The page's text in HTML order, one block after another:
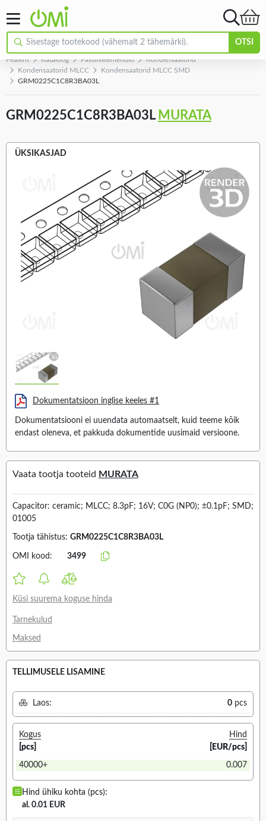
OTSI
Pealeht Kataloog Passiivelemendid
Kondensaatorid
Kondensaatorid MLCC
Kondensaatorid MLCC SMD
GRM0225C1C8R3BA03L
GRM0225C1C8R3BA03L MURATA
ÜKSIKASJAD
Dokumentatsioon inglise keeles #1
Dokumentatsiooni ei uuendata automaatselt, kuid teeme kõik
endast oleneva, et pakkuda dokumentide uusimaid versioone.
Vaata tootja tooteid MURATA
Capacitor: ceramic; MLCC; 8.3pF; 16V; C0G (NP0); ±0.1pF; SMD;
01005
Tootja tähistus: GRM0225C1C8R3BA03L
OMI kood: 3499
Küsi suurema koguse hinda
Tarnekulud
Maksed
TELLIMUSELE LISAMINE
Laos: 0 pcs
Kogus
[pcs]
Hind
[EUR/pcs]
40000+ 0.007
Hind ühiku kohta (pcs):
al. 0.01 EUR